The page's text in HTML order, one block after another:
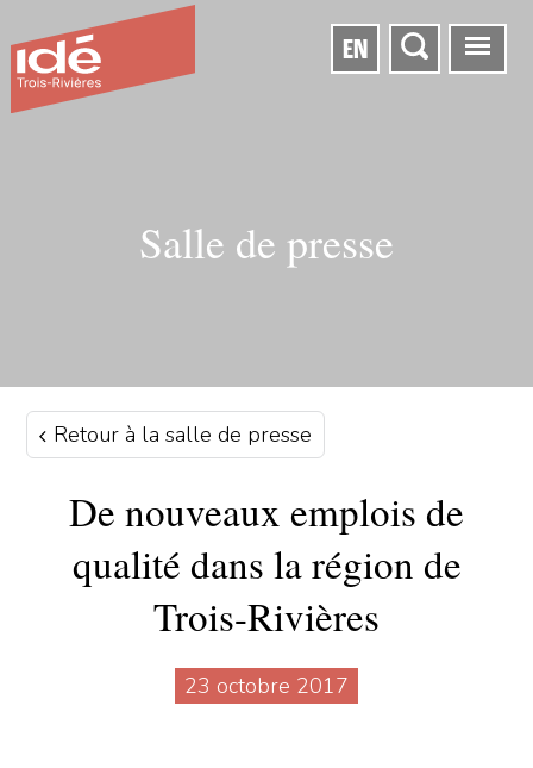
EN
Salle de presse
Retour à la salle de presse
De nouveaux emplois de
qualité dans la région de
Trois-Rivières
23 octobre 2017